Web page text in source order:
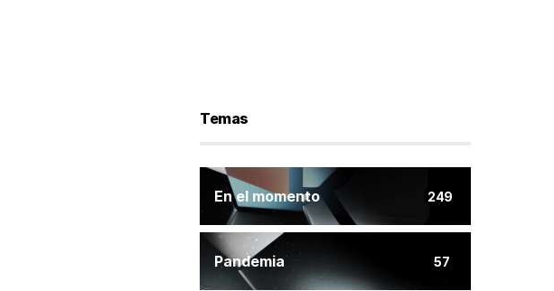
Temas
En el momento 249
Pandemia 57